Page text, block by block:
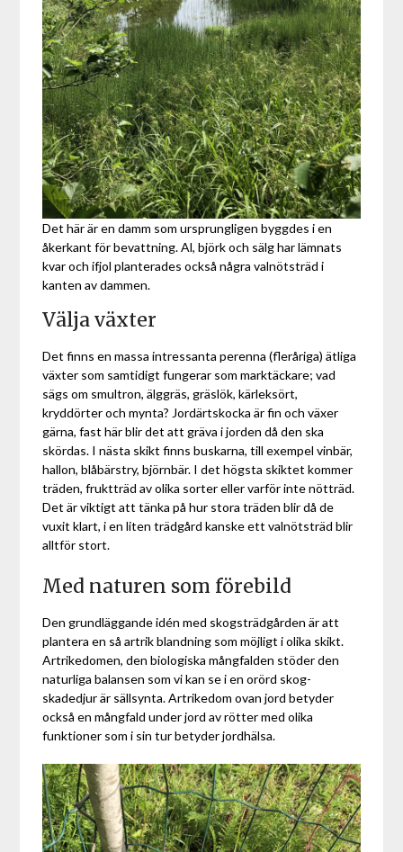
Det här är en damm som ursprungligen byggdes i en
åkerkant för bevattning. Al, björk och sälg har lämnats
kvar och ifjol planterades också några valnötsträd i
kanten av dammen.
Välja växter
Det finns en massa intressanta perenna (fleråriga) ätliga
växter som samtidigt fungerar som marktäckare; vad
sägs om smultron, älggräs, gräslök, kärleksört,
kryddörter och mynta? Jordärtskocka är fin och växer
gärna, fast här blir det att gräva i jorden då den ska
skördas. I nästa skikt finns buskarna, till exempel vinbär,
hallon, blåbärstry, björnbär. I det högsta skiktet kommer
träden, fruktträd av olika sorter eller varför inte nötträd.
Det är viktigt att tänka på hur stora träden blir då de
vuxit klart, i en liten trädgård kanske ett valnötsträd blir
alltför stort.
Med naturen som förebild
Den grundläggande idén med skogsträdgården är att
plantera en så artrik blandning som möjligt i olika skikt.
Artrikedomen, den biologiska mångfalden stöder den
naturliga balansen som vi kan se i en orörd skog-
skadedjur är sällsynta. Artrikedom ovan jord betyder
också en mångfald under jord av rötter med olika
funktioner som i sin tur betyder jordhälsa.